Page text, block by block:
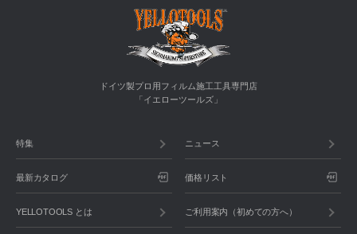
ドイツ製プロ用フィルム施工工具専門店
「イエローツールズ」
特集 ニュース
最新カタログ 価格リスト
YELLOTOOLS とは ご利用案内（初めての方へ）